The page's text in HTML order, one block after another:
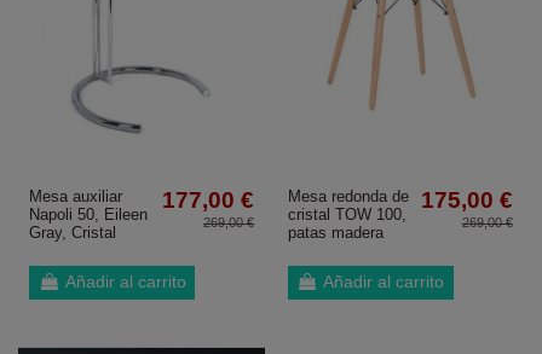
Mesa auxiliar
Napoli 50, Eileen
Gray, Cristal
177,00 €
269,00 €
Añadir al carrito
Mesa redonda de
cristal TOW 100,
patas madera
175,00 €
269,00 €
Añadir al carrito